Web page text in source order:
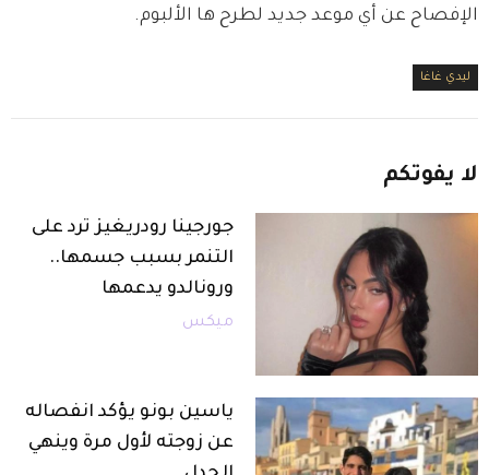
الإفصاح عن أي موعد جديد لطرح ها الألبوم.
ليدي غاغا
لا يفوتكم
جورجينا رودريغيز ترد على
التنمر بسبب جسمها..
ورونالدو يدعمها
ميكس
ياسين بونو يؤكد انفصاله
عن زوجته لأول مرة وينهي